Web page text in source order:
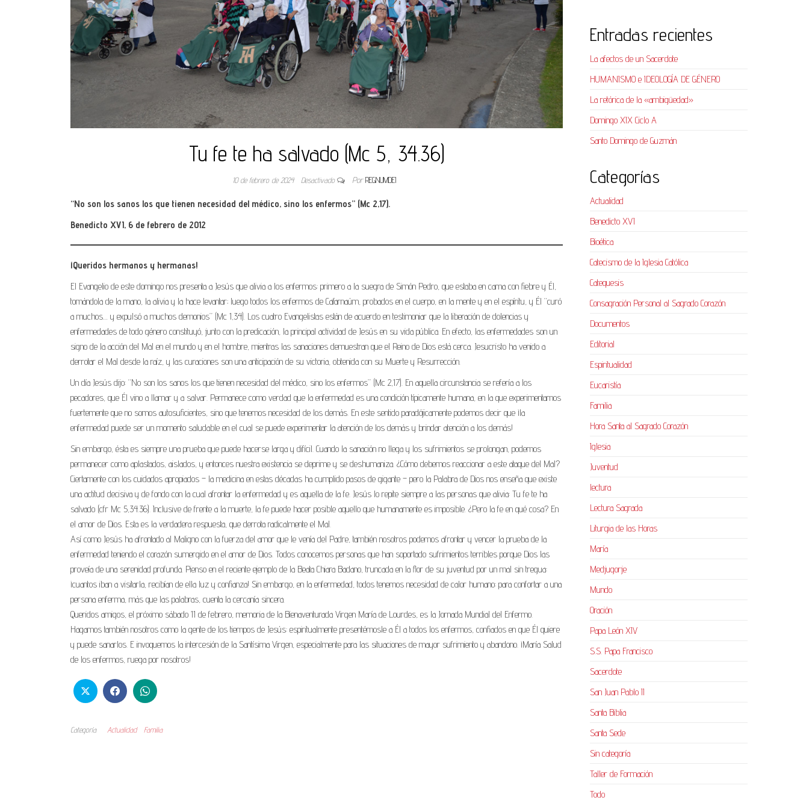
Tu fe te ha salvado (Mc 5, 34.36)
10 de febrero de 2024 Desactivado Por REGNUMDEI
“No son los sanos los que tienen necesidad del médico, sino los enfermos” (Mc 2,17).
Benedicto XVI, 6 de febrero de 2012
¡Queridos hermanos y hermanas!
El Evangelio de este domingo nos presenta a Jesús que alivia a los enfermos: primero a la suegra de Simón Pedro, que estaba en cama con fiebre y Él,
tomándola de la mano, la alivia y la hace levantar; luego todos los enfermos de Cafarnaúm, probados en el cuerpo, en la mente y en el espíritu, y Él “curó
a muchos… y expulsó a muchos demonios” (Mc 1,34). Los cuatro Evangelistas están de acuerdo en testimoniar que la liberación de dolencias y
enfermedades de todo género constituyó, junto con la predicación, la principal actividad de Jesús en su vida pública. En efecto, las enfermedades son un
signo de la acción del Mal en el mundo y en el hombre, mientras las sanaciones demuestran que el Reino de Dios está cerca. Jesucristo ha venido a
derrotar el Mal desde la raíz, y las curaciones son una anticipación de su victoria, obtenida con su Muerte y Resurrección.
Un día Jesús dijo: “No son los sanos los que tienen necesidad del médico, sino los enfermos” (Mc 2,17). En aquella circunstancia se refería a los
pecadores, que Él vino a llamar y a salvar. Permanece como verdad que la enfermedad es una condición típicamente humana, en la que experimentamos
fuertemente que no somos autosuficientes, sino que tenemos necesidad de los demás. En este sentido paradójicamente podemos decir que ¡la
enfermedad puede ser un momento saludable en el cual se puede experimentar la atención de los demás y brindar atención a los demás!
Sin embargo, ésta es siempre una prueba que puede hacerse larga y difícil. Cuando la sanación no llega y los sufrimientos se prolongan, podemos
permanecer como aplastados, aislados, y entonces nuestra existencia se deprime y se deshumaniza. ¿Cómo debemos reaccionar a este ataque del Mal?
Ciertamente con los cuidados apropiados – la medicina en estas décadas ha cumplido pasos de gigante – pero la Palabra de Dios nos enseña que existe
una actitud decisiva y de fondo con la cual afrontar la enfermedad y es aquella de la fe. Jesús lo repite siempre a las personas que alivia: Tu fe te ha
salvado (cfr Mc 5,34.36). Inclusive de frente a la muerte, la fe puede hacer posible aquello que humanamente es imposible. ¿Pero la fe en qué cosa? En
el amor de Dios. Esta es la verdadera respuesta, que derrota radicalmente el Mal.
Así como Jesús ha afrontado al Maligno con la fuerza del amor que le venía del Padre, también nosotros podemos afrontar y vencer la prueba de la
enfermedad teniendo el corazón sumergido en el amor de Dios. Todos conocemos personas que han soportado sufrimientos terribles porque Dios las
proveía de una serenidad profunda. Pienso en el reciente ejemplo de la Beata Chiara Badano, truncada en la flor de su juventud por un mal sin tregua:
¡cuantos iban a visitarla, recibían de ella luz y confianza! Sin embargo, en la enfermedad, todos tenemos necesidad de calor humano: para confortar a una
persona enferma, más que las palabras, cuenta la cercanía sincera.
Queridos amigos, el próximo sábado 11 de febrero, memoria de la Bienaventurada Virgen María de Lourdes, es la Jornada Mundial del Enfermo.
Hagamos también nosotros como la gente de los tiempos de Jesús: espiritualmente presentémosle a Él a todos los enfermos, confiados en que Él quiere
y puede sanarlos. E invoquemos la intercesión de la Santísima Virgen, especialmente para las situaciones de mayor sufrimiento y abandono. ¡María Salud
de los enfermos, ruega por nosotros!
Categoría Actualidad Familia
Entradas recientes
La afectos de un Sacerdote
HUMANISMO e IDEOLOGÍA DE GÉNERO
La retórica de la «ambigüedad»
Domingo XIX Ciclo A
Santo Domingo de Guzmán
Categorías
Actualidad
Benedicto XVI
Bioética
Catecismo de la Iglesia Católica
Catequesis
Consagración Personal al Sagrado Corazón
Documentos
Editorial
Espiritualidad
Eucaristía
Familia
Hora Santa al Sagrado Corazón
Iglesia
Juventud
lectura
Lectura Sagrada
Liturgia de las Horas
María
Medjugorje
Mundo
Oración
Papa León XIV
S.S. Papa Francisco
Sacerdote
San Juan Pablo II
Santa Biblia
Santa Sede
Sin categoría
Taller de Formación
Todo